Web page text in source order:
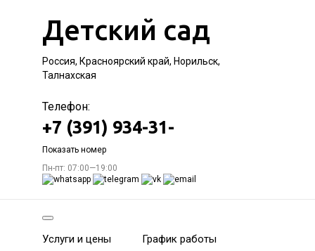
Детский сад
Россия, Красноярский край, Норильск,
Талнахская
Телефон:
+7 (391) 934-31-
Показать номер
Пн-пт: 07:00—19:00
Услуги и цены График работы